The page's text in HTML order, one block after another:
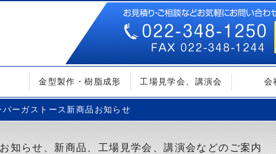
金型製作・樹脂成形 工場見学会、講演会 会
ーガストース新商品お知らせ
お知らせ、新商品、工場見学会、講演会などのご案内